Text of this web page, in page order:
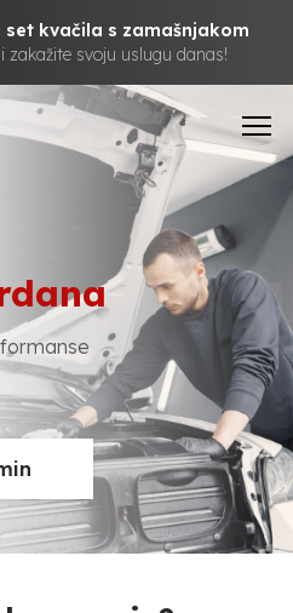
kvačila s zamašnjakom
zakažite svoju uslugu danas!